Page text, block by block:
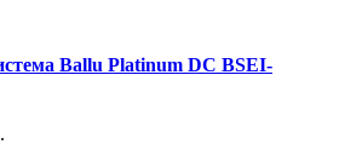
Ballu Platinum DC BSEI-